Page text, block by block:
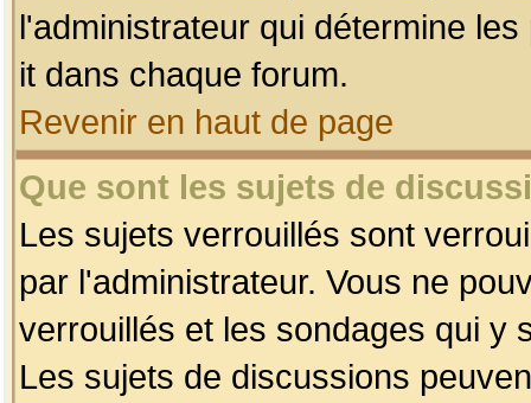
l'administrateur qui détermine
it dans chaque forum.
Revenir en haut de page
Que sont les sujets de
Les sujets verrouillés sont
par l'administrateur. Vous ne
verrouillés et les sondages qui y
Les sujets de discussions